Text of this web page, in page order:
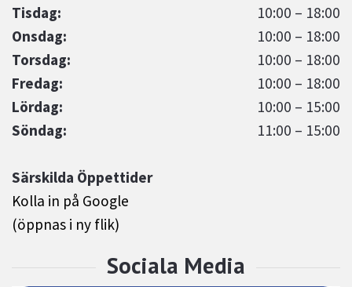
Tisdag:
10:00 – 18:00
Onsdag:
10:00 – 18:00
Torsdag:
10:00 – 18:00
Fredag:
10:00 – 18:00
Lördag:
10:00 – 15:00
Söndag:
11:00 – 15:00
Särskilda Öppettider
Kolla in på Google
(öppnas i ny flik)